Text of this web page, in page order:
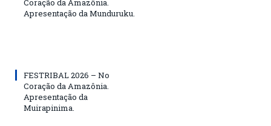
Coração da Amazônia.
Apresentação da Munduruku.
FESTRIBAL 2026 – No
Coração da Amazônia.
Apresentação da
Muirapinima.